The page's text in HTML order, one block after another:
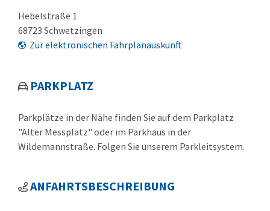
Hebelstraße 1
68723 Schwetzingen
Zur elektronischen Fahrplanauskunft
PARKPLATZ
Parkplätze in der Nähe finden Sie auf dem Parkplatz
"Alter Messplatz" oder im Parkhaus in der
Wildemannstraße. Folgen Sie unserem Parkleitsystem.
ANFAHRTSBESCHREIBUNG